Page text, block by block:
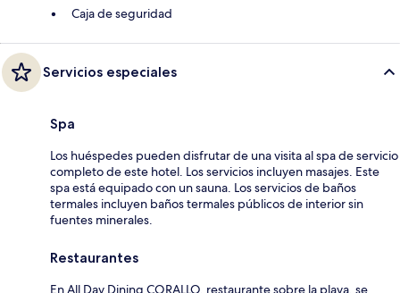
Caja de seguridad
Servicios especiales
Spa
Los huéspedes pueden disfrutar de una visita al spa de servicio
completo de este hotel. Los servicios incluyen masajes. Este
spa está equipado con un sauna. Los servicios de baños
termales incluyen baños termales públicos de interior sin
fuentes minerales.
Restaurantes
En All Day Dining CORALLO, restaurante sobre la playa, se